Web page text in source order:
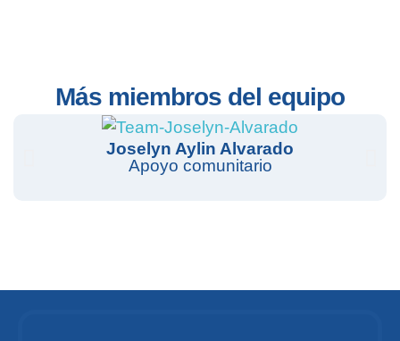
Más miembros del equipo
Joselyn Aylin Alvarado
Apoyo comunitario